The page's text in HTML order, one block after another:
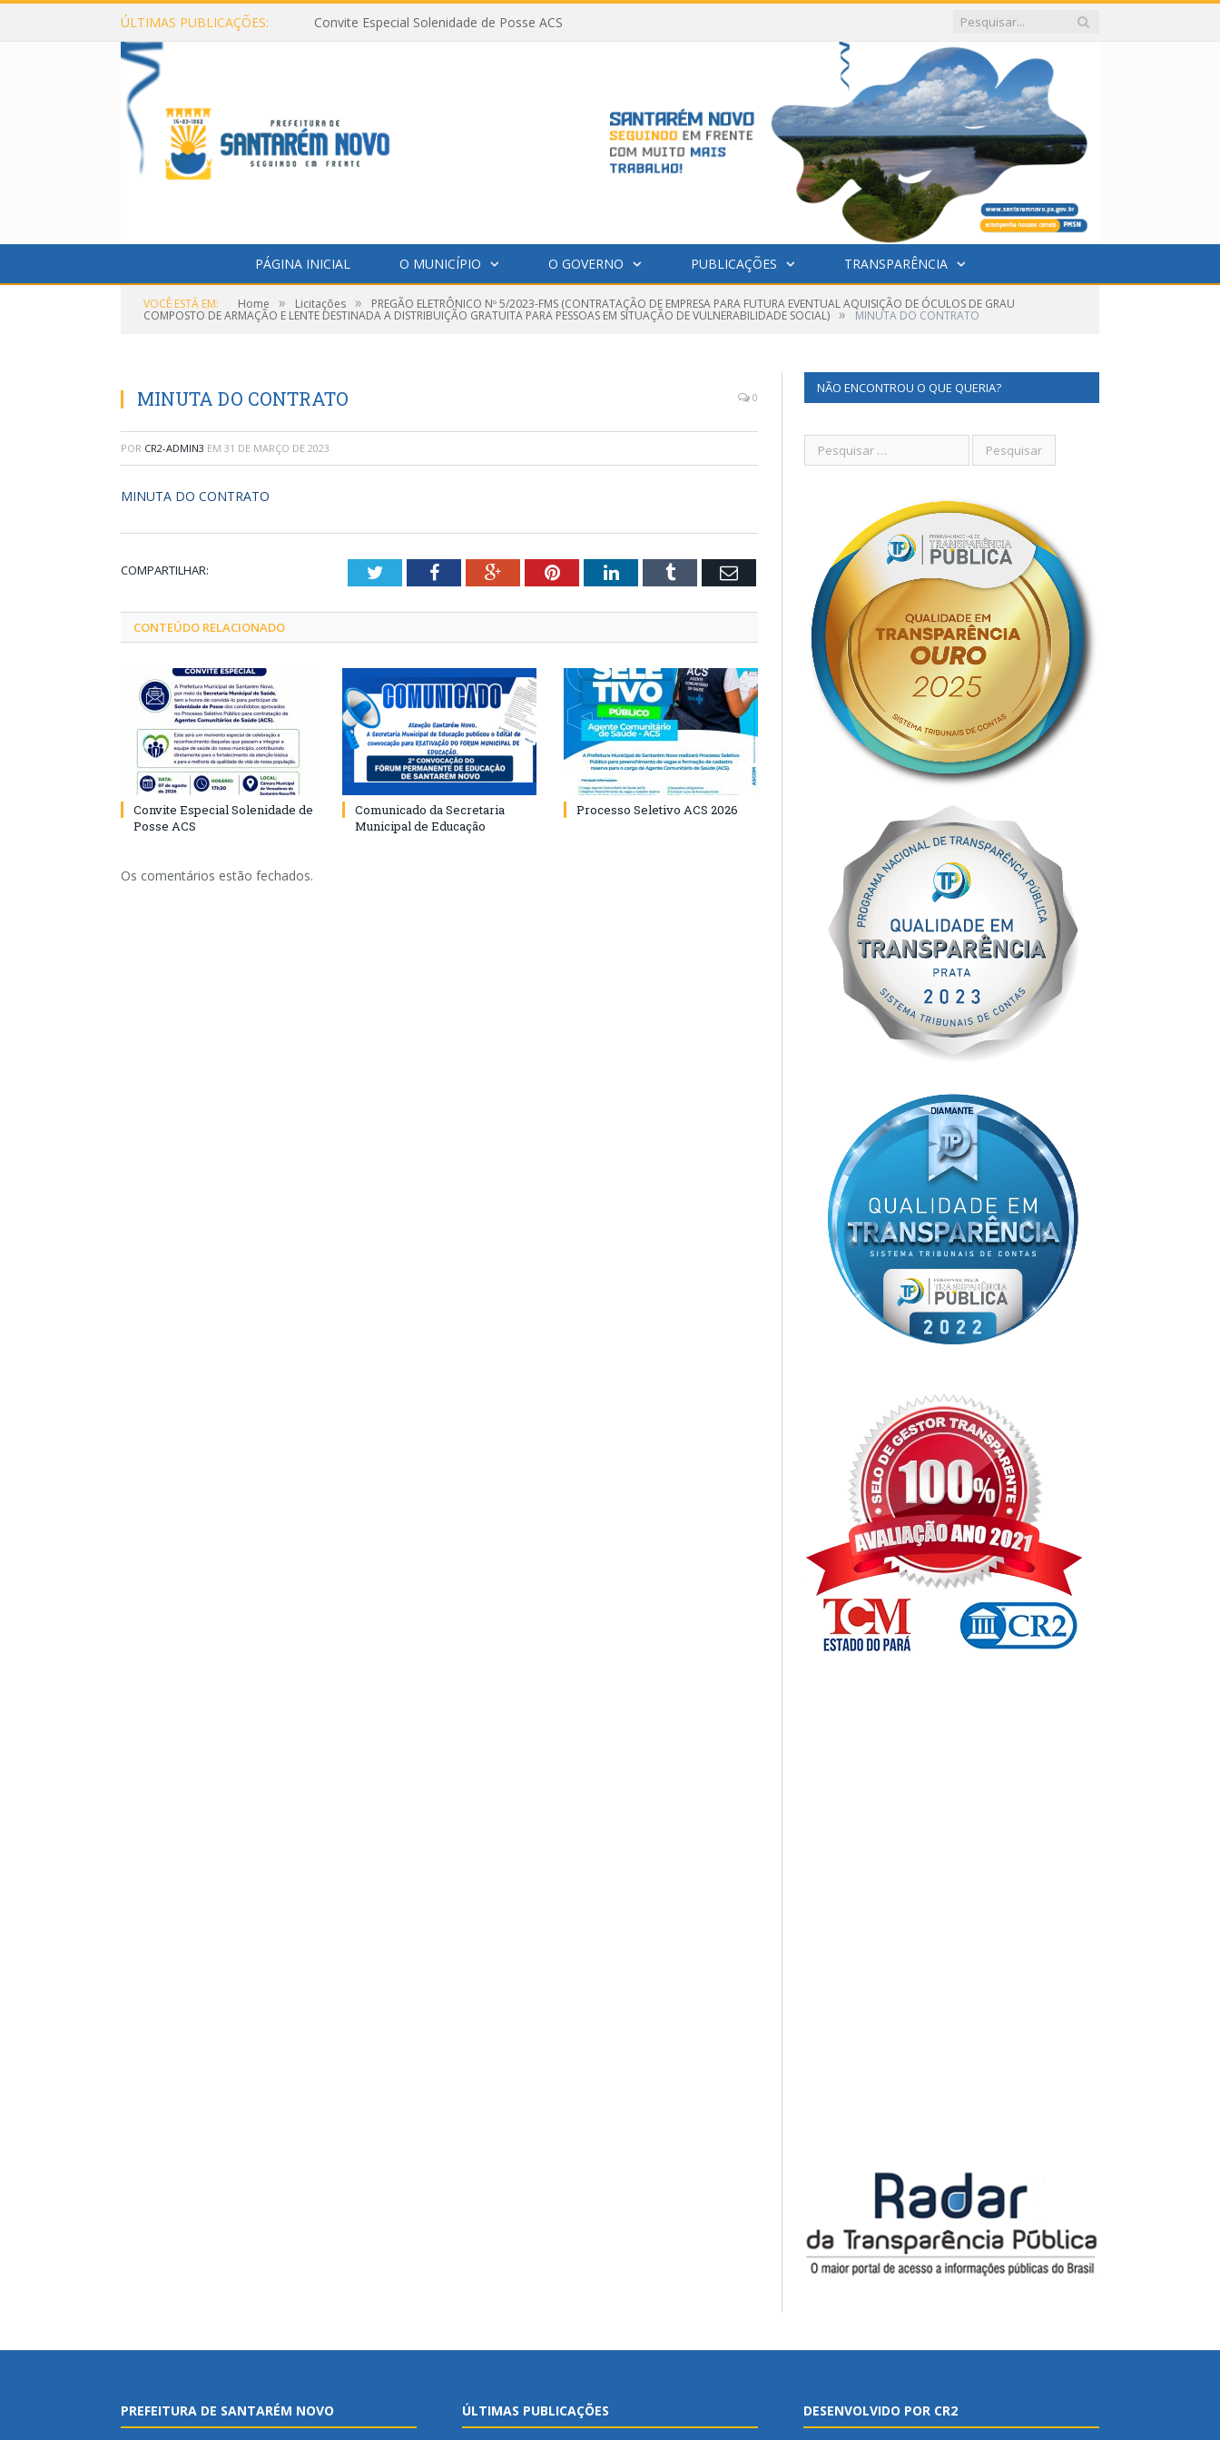
ÚLTIMAS PUBLICAÇÕES: Convite Especial Solenidade de Posse ACS
PÁGINA INICIAL O MUNICÍPIO O GOVERNO PUBLICAÇÕES TRANSPARÊNCIA
VOCÊ ESTÁ EM: Home » Licitações » PREGÃO ELETRÔNICO Nº 5/2023-FMS (CONTRATAÇÃO DE EMPRESA PARA FUTURA EVENTUAL AQUISIÇÃO DE ÓCULOS DE GRAU
COMPOSTO DE ARMAÇÃO E LENTE DESTINADA A DISTRIBUIÇÃO GRATUITA PARA PESSOAS EM SITUAÇÃO DE VULNERABILIDADE SOCIAL) » MINUTA DO CONTRATO
MINUTA DO CONTRATO 0
POR CR2-ADMIN3 EM 31 DE MARÇO DE 2023
MINUTA DO CONTRATO
COMPARTILHAR: TwitterFacebookGoogle+PinterestLinkedInTumblr Email
CONTEÚDO RELACIONADO
Convite Especial Solenidade de
Posse ACS
Comunicado da Secretaria
Municipal de Educação
Processo Seletivo ACS 2026
Os comentários estão fechados.
NÃO ENCONTROU O QUE QUERIA?
PREFEITURA DE SANTARÉM NOVO ÚLTIMAS PUBLICAÇÕES DESENVOLVIDO POR CR2